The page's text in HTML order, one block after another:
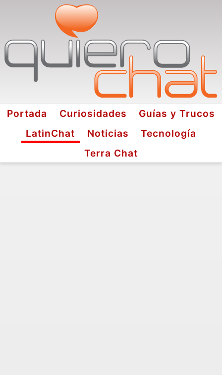
Portada Curiosidades
Guías y Trucos
LatinChat
Noticias
Tecnología
Terra Chat